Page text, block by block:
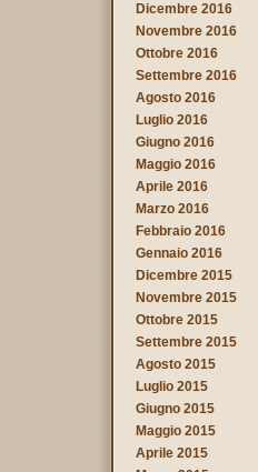
Dicembre 2016
Novembre 2016
Ottobre 2016
Settembre 2016
Agosto 2016
Luglio 2016
Giugno 2016
Maggio 2016
Aprile 2016
Marzo 2016
Febbraio 2016
Gennaio 2016
Dicembre 2015
Novembre 2015
Ottobre 2015
Settembre 2015
Agosto 2015
Luglio 2015
Giugno 2015
Maggio 2015
Aprile 2015